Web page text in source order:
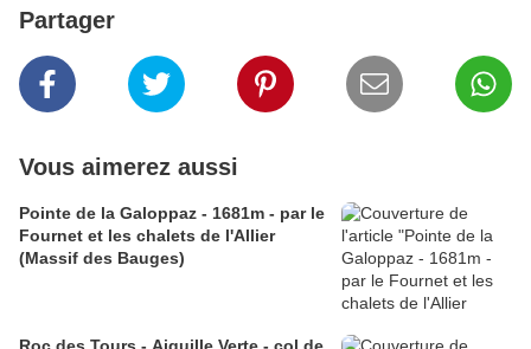
Partager
Vous aimerez aussi
Pointe de la Galoppaz - 1681m - par le
Fournet et les chalets de l'Allier
(Massif des Bauges)